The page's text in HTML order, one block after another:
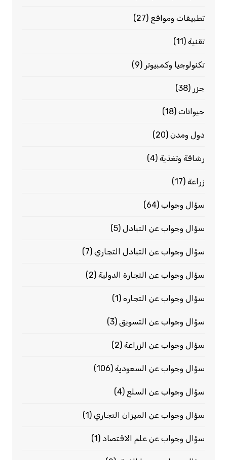
تطبيقات ومواقع (27)
تقنية(11)
تكنولوجيا وكمبيوتر (9)
جزر (38)
حيوانات(18)
دول ومدن(20)
رشاقة وتغذية(4)
زراعة(17)
سؤال وجواب(64)
سؤال وجواب عن التبادل(5)
سؤال وجواب عن التبادل التجاري(7)
سؤال وجواب عن التجارة الدولية(2)
سؤال وجواب عن التجاره(1)
سؤال وجواب عن التسويق (3)
سؤال وجواب عن الزراعة(2)
سؤال وجواب عن السعودية(106)
سؤال وجواب عن السلع (4)
سؤال وجواب عن الميزان التجاري(1)
سؤال وجواب عن علم الاقتصاد(1)